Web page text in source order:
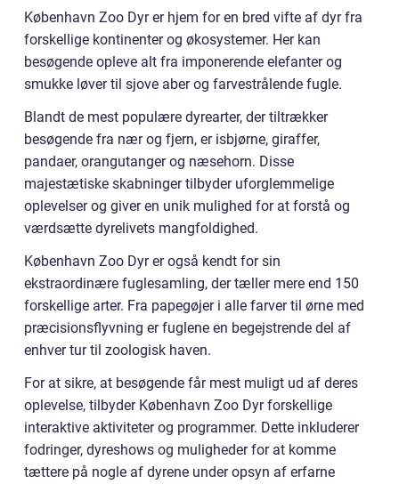
København Zoo Dyr er hjem for en bred vifte af dyr fra
forskellige kontinenter og økosystemer. Her kan
besøgende opleve alt fra imponerende elefanter og
smukke løver til sjove aber og farvestrålende fugle.
Blandt de mest populære dyrearter, der tiltrækker
besøgende fra nær og fjern, er isbjørne, giraffer,
pandaer, orangutanger og næsehorn. Disse
majestætiske skabninger tilbyder uforglemmelige
oplevelser og giver en unik mulighed for at forstå og
værdsætte dyrelivets mangfoldighed.
København Zoo Dyr er også kendt for sin
ekstraordinære fuglesamling, der tæller mere end 150
forskellige arter. Fra papegøjer i alle farver til ørne med
præcisionsflyvning er fuglene en begejstrende del af
enhver tur til zoologisk haven.
For at sikre, at besøgende får mest muligt ud af deres
oplevelse, tilbyder København Zoo Dyr forskellige
interaktive aktiviteter og programmer. Dette inkluderer
fodringer, dyreshows og muligheder for at komme
tættere på nogle af dyrene under opsyn af erfarne